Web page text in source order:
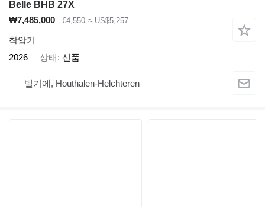
Belle BHB 27X
₩7,485,000
€4,550 ≈ US$5,257
착암기
2026
상태 신품
벨기에, Houthalen-Helchteren